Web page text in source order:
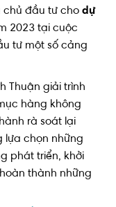
chủ đầu tư cho dự
2023 tại cuộc
tư một số cảng
Thuận giải trình
hàng không
rà soát lại
lựa chọn những
phát triển, khởi
thành những